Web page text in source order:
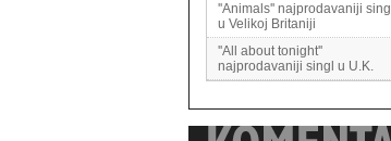
''Animals'' najprodavaniji singl
u Velikoj Britaniji
''All about tonight''
najprodavaniji singl u U.K.